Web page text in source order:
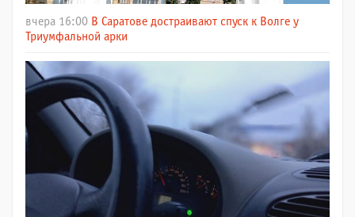
вчера 16:00 В Саратове достраивают спуск к Волге у
Триумфальной арки